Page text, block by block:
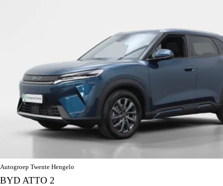
Autogroep Twente Hengelo
BYD ATTO 2